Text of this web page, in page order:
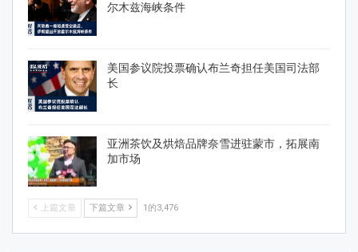
尔木兹海峡条件
美国参议院投票确认布兰奇担任美国司法部
长
亚洲茶饮及烘焙品牌奈雪进驻蒙市，拓展南
加市场
上篇文章 下篇文章 1的3,476